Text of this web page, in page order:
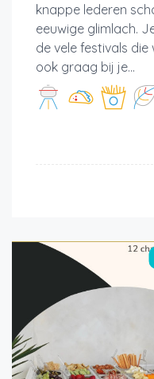
knappe lederen
eeuwige glimlach.
de vele festivals
ook graag bij je...